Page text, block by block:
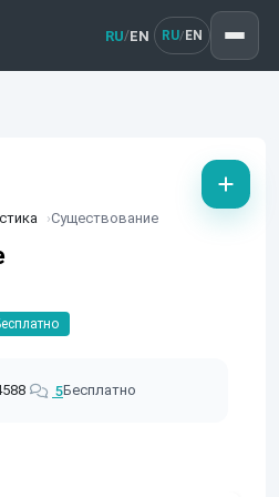
RU/EN RU/ EN
Существование
5Бесплатно